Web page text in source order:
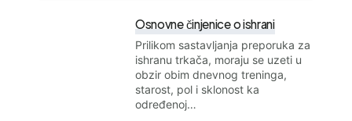
Osnovne činjenice o ishrani
Prilikom sastavljanja preporuka za
ishranu trkača, moraju se uzeti u
obzir obim dnevnog treninga,
starost, pol i sklonost ka
određenoj…